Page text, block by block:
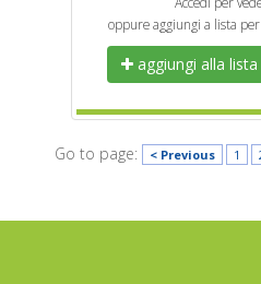
oppure aggiungi a lista
aggiungi alla lista
Go to page: < Previous 1